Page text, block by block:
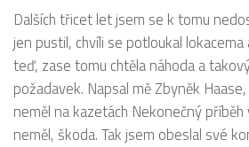
Dalších třicet let jsem se k tomu
jen pustil, chvíli se potloukal
teď, zase tomu chtěla náhoda a
požadavek. Napsal mě Zbyněk
neměl na kazetách Nekonečný
neměl, škoda. Tak jsem obeslal své